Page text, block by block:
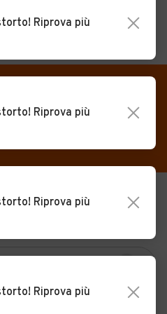
in vendita
NUOVO
Riprova più
Riprova più
Riprova più
Riprova più